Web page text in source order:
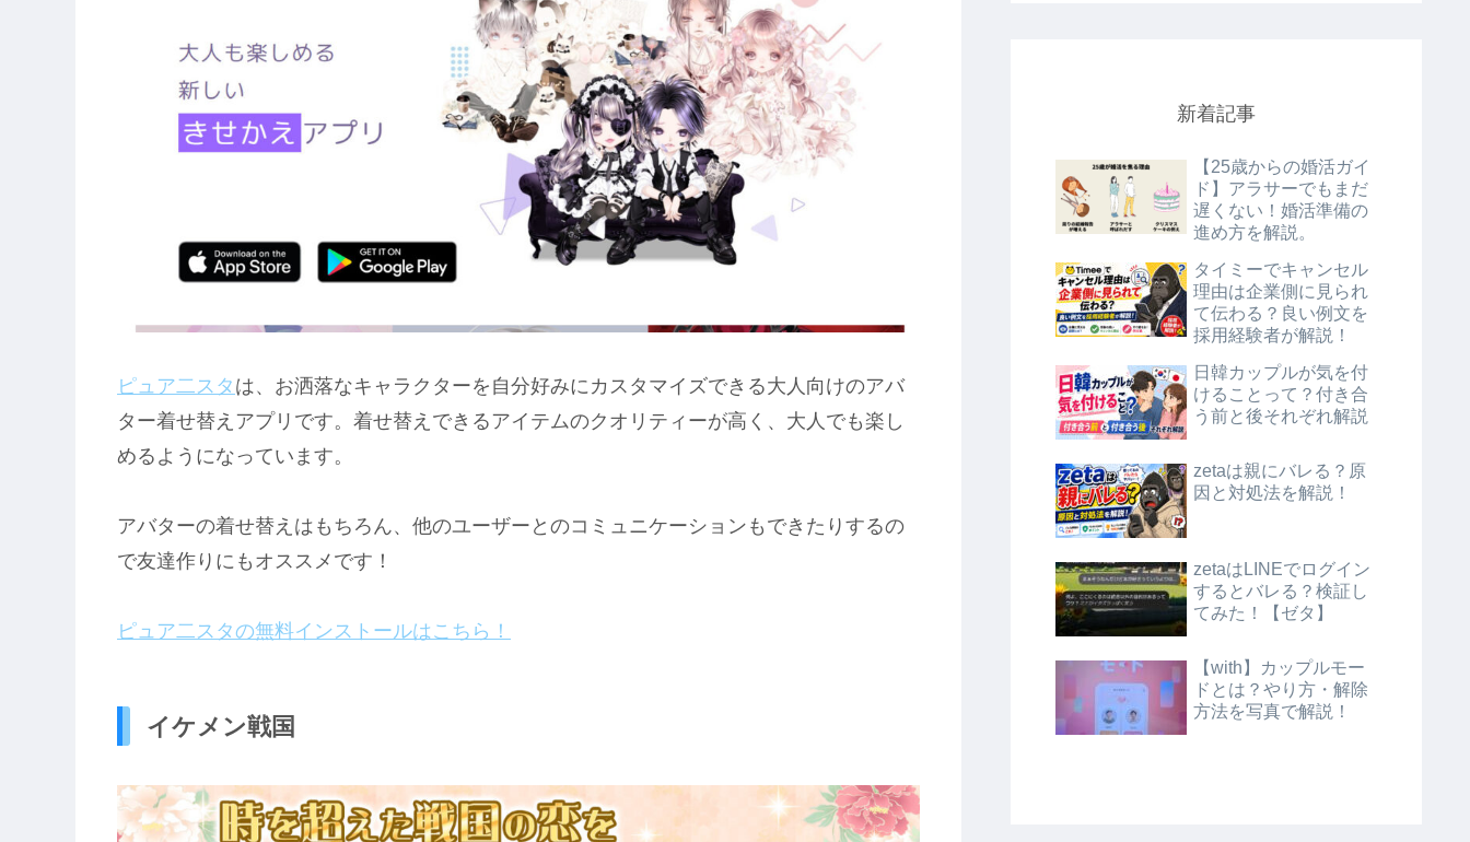
ピュア二スタ は、お洒落なキャラクターを自分好みにカスタマイズできる大人向けのアバ
ター着せ替えアプリです。着せ替えできるアイテムのクオリティーが高く、大人でも楽し
めるようになっています。
アバターの着せ替えはもちろん、他のユーザーとのコミュニケーションもできたりするの
で友達作りにもオススメです！
ピュア二スタの無料インストールはこちら！
イケメン戦国
新着記事
【25歳からの婚活ガイ
ド】アラサーでもまだ
遅くない！婚活準備の
進め方を解説。
タイミーでキャンセル
理由は企業側に見られ
て伝わる？良い例文を
採用経験者が解説！
日韓カップルが気を付
けることって？付き合
う前と後それぞれ解説
zetaは親にバレる？原
因と対処法を解説！
zetaはLINEでログイン
するとバレる？検証し
てみた！【ゼタ】
【with】カップルモー
ドとは？やり方・解除
方法を写真で解説！